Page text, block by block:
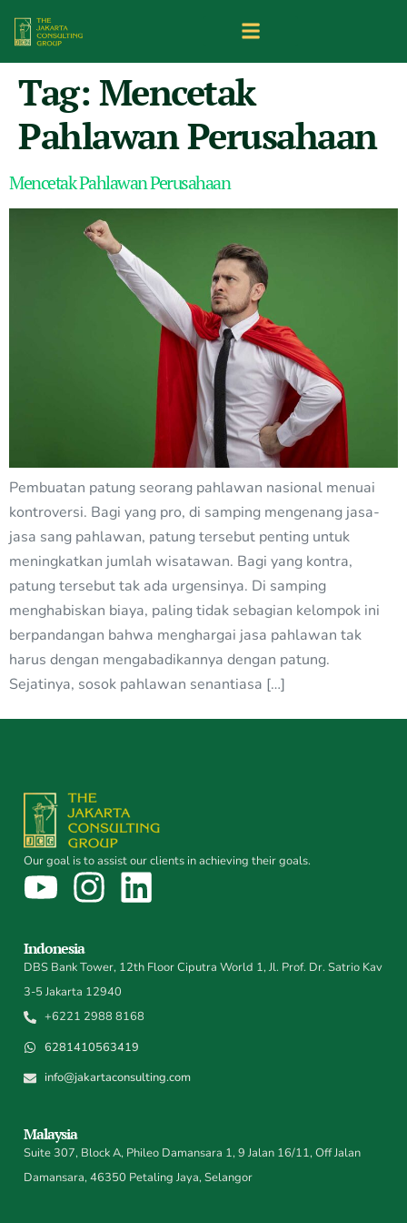
Tag: Mencetak
Pahlawan Perusahaan
Mencetak Pahlawan Perusahaan
Pembuatan patung seorang pahlawan nasional menuai
kontroversi. Bagi yang pro, di samping mengenang jasa-
jasa sang pahlawan, patung tersebut penting untuk
meningkatkan jumlah wisatawan. Bagi yang kontra,
patung tersebut tak ada urgensinya. Di samping
menghabiskan biaya, paling tidak sebagian kelompok ini
berpandangan bahwa menghargai jasa pahlawan tak
harus dengan mengabadikannya dengan patung.
Sejatinya, sosok pahlawan senantiasa […]
Our goal is to assist our clients in achieving their goals.
Indonesia
DBS Bank Tower, 12th Floor Ciputra World 1, Jl. Prof. Dr. Satrio Kav
3-5 Jakarta 12940
+6221 2988 8168
6281410563419
info@jakartaconsulting.com
Malaysia
Suite 307, Block A, Phileo Damansara 1, 9 Jalan 16/11, Off Jalan
Damansara, 46350 Petaling Jaya, Selangor